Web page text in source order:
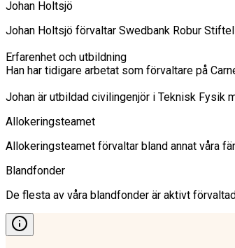
Johan Holtsjö
Johan Holtsjö förvaltar Swedbank Robur
Erfarenhet och utbildning
Han har tidigare arbetat som förvaltare på
Johan är utbildad civilingenjör i Teknisk Fysik
Allokeringsteamet
Allokeringsteamet förvaltar bland annat våra
Blandfonder
De flesta av våra blandfonder är aktivt